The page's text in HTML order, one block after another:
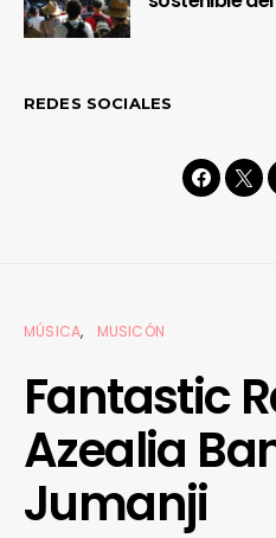
REDES SOCIALES
MÚSICA MUSICÓN
Fantastic
Azealia
Jumanji